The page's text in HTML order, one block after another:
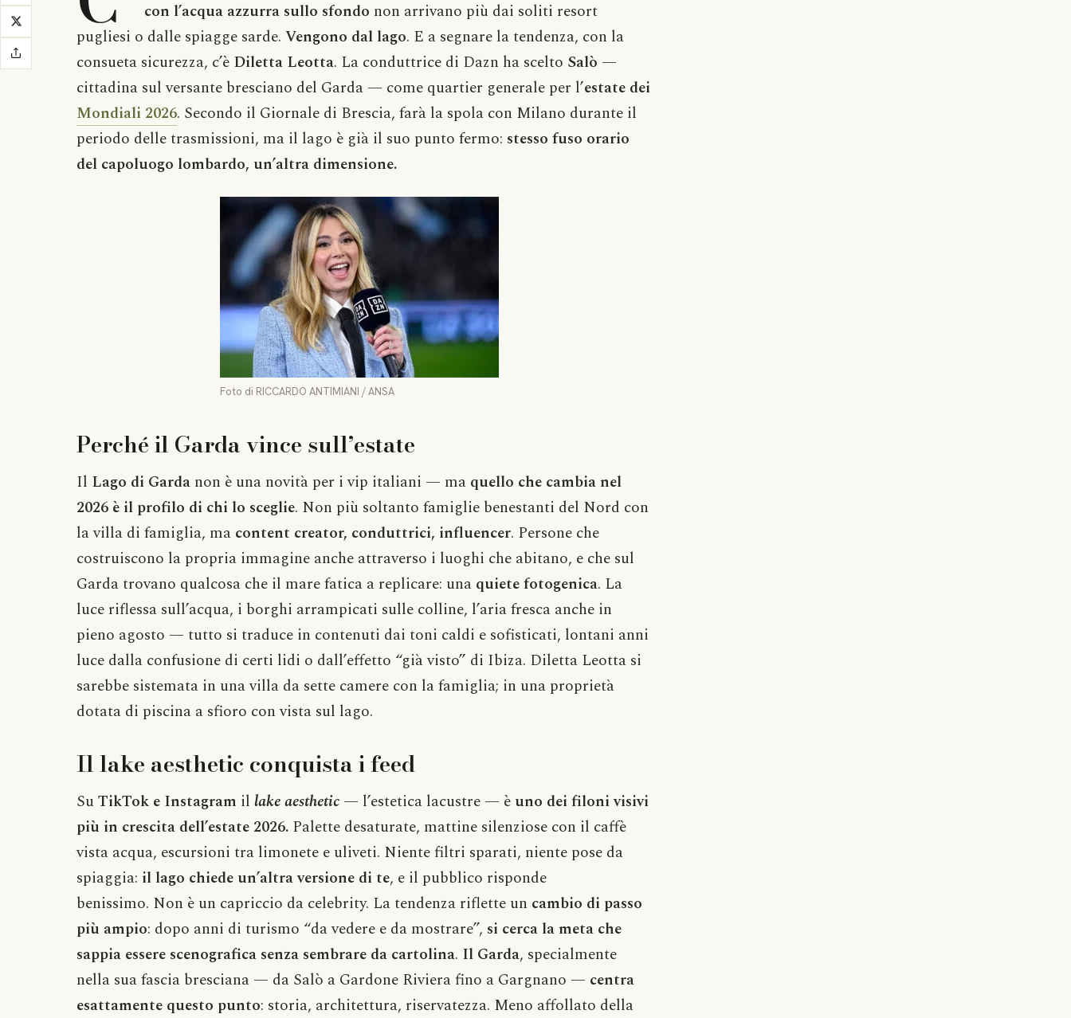
con l’acqua azzurra sullo sfondo non arrivano più dai soliti resort
pugliesi o dalle spiagge sarde. Vengono dal lago. E a segnare la tendenza, con la
consueta sicurezza, c’è Diletta Leotta. La conduttrice di Dazn ha scelto Salò —
cittadina sul versante bresciano del Garda — come quartier generale per l’estate dei
Mondiali 2026. Secondo il Giornale di Brescia, farà la spola con Milano durante il
periodo delle trasmissioni, ma il lago è già il suo punto fermo: stesso fuso orario
del capoluogo lombardo, un’altra dimensione.
Foto di RICCARDO ANTIMIANI / ANSA
Perché il Garda vince sull’estate
Il Lago di Garda non è una novità per i vip italiani — ma quello che cambia nel
2026 è il profilo di chi lo sceglie. Non più soltanto famiglie benestanti del Nord con
la villa di famiglia, ma content creator, conduttrici, influencer. Persone che
costruiscono la propria immagine anche attraverso i luoghi che abitano, e che sul
Garda trovano qualcosa che il mare fatica a replicare: una quiete fotogenica. La
luce riflessa sull’acqua, i borghi arrampicati sulle colline, l’aria fresca anche in
pieno agosto — tutto si traduce in contenuti dai toni caldi e sofisticati, lontani anni
luce dalla confusione di certi lidi o dall’effetto “già visto” di Ibiza. Diletta Leotta si
sarebbe sistemata in una villa da sette camere con la famiglia; in una proprietà
dotata di piscina a sfioro con vista sul lago.
Il lake aesthetic conquista i feed
SuTikTok e Instagram il lake aesthetic — l’estetica lacustre — è uno dei filoni visivi
più in crescita dell’estate 2026. Palette desaturate, mattine silenziose con il caffè
vista acqua, escursioni tra limonete e uliveti. Niente filtri sparati, niente pose da
spiaggia: il lago chiede un’altra versione di te, e il pubblico risponde
benissimo. Non è un capriccio da celebrity. La tendenza riflette un cambio di passo
più ampio: dopo anni di turismo “da vedere e da mostrare”, si cerca la meta che
sappia essere scenografica senza sembrare da cartolina. Il Garda, specialmente
nella sua fascia bresciana — da Salò a Gardone Riviera fino a Gargnano — centra
esattamente questo punto: storia, architettura, riservatezza. Meno affollato della